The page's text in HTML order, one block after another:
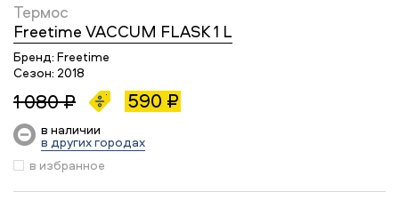
Термос
Freetime VACCUM FLASK 1 L
Бренд: Freetime
Сезон: 2018
1 080 ₽ 590 ₽
в наличии
в других городах
в избранное